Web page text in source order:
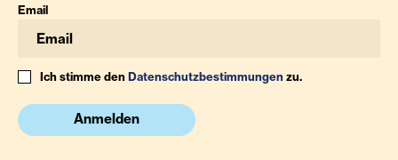
Email
Ich stimme denDatenschutzbestimmungenzu.
Anmelden